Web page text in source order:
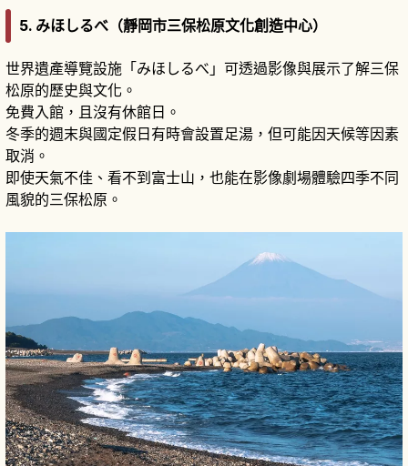
5. みほしるべ（靜岡市三保松原文化創造中心）
世界遺產導覽設施「みほしるべ」可透過影像與展示了解三保
松原的歷史與文化。
免費入館，且沒有休館日。
冬季的週末與國定假日有時會設置足湯，但可能因天候等因素
取消。
即使天氣不佳、看不到富士山，也能在影像劇場體驗四季不同
風貌的三保松原。